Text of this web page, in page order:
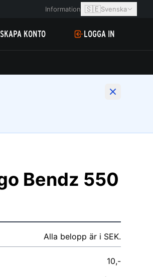
Information 🇸🇪Svenska
SKAPA KONTO LOGGA IN
Bendz 550
Alla belopp är i SEK.
10,-